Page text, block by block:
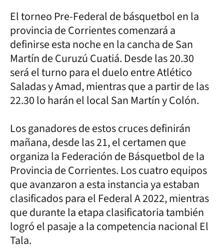
El torneo Pre-Federal de básquetbol en la
provincia de Corrientes comenzará a
definirse esta noche en la cancha de San
Martín de Curuzú Cuatiá. Desde las 20.30
será el turno para el duelo entre Atlético
Saladas y Amad, mientras que a partir de las
22.30 lo harán el local San Martín y Colón.
Los ganadores de estos cruces definirán
mañana, desde las 21, el certamen que
organiza la Federación de Básquetbol de la
Provincia de Corrientes. Los cuatro equipos
que avanzaron a esta instancia ya estaban
clasificados para el Federal A 2022, mientras
que durante la etapa clasificatoria también
logró el pasaje a la competencia nacional El
Tala.